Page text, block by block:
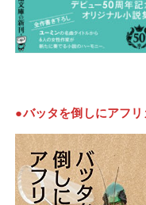
●バッタを倒しにアフ